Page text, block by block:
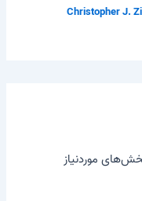
Christopher J.
موردنیاز